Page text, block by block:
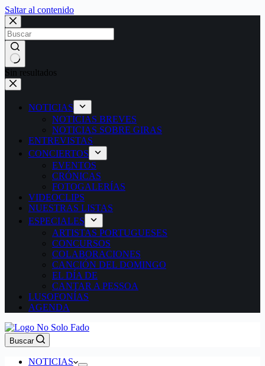
Saltar al contenido
Sin resultados
NOTICIAS
NOTICIAS BREVES
NOTICIAS SOBRE GIRAS
ENTREVISTAS
CONCIERTOS
EVENTOS
CRÓNICAS
FOTOGALERÍAS
VIDEOCLIPS
NUESTRAS LISTAS
ESPECIALES
ARTISTAS PORTUGUESES
CONCURSOS
COLABORACIONES
CANCIÓN DEL DOMINGO
EL DÍA DE
CANTAR A PESSOA
LUSOFONÍAS
AGENDA
Buscar
NOTICIAS